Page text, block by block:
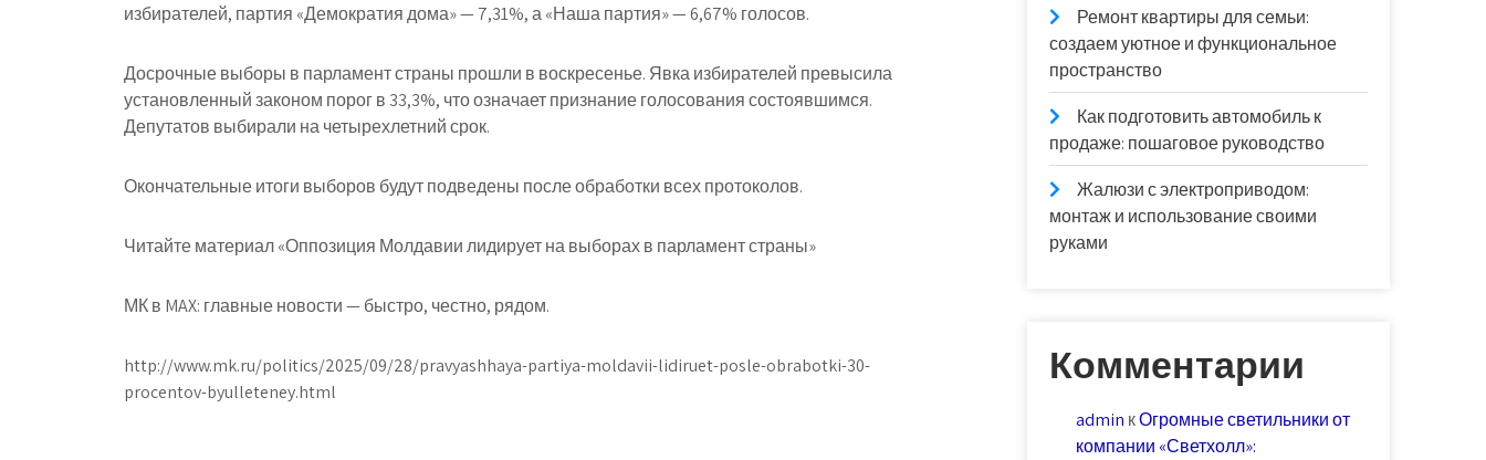
избирателей, партия «Демократия дома» — 7,31%, а «Наша партия» — 6,67% голосов.
Досрочные выборы в парламент страны прошли в воскресенье. Явка избирателей превысила
установленный законом порог в 33,3%, что означает признание голосования состоявшимся.
Депутатов выбирали на четырехлетний срок.
Окончательные итоги выборов будут подведены после обработки всех протоколов.
Читайте материал «Оппозиция Молдавии лидирует на выборах в парламент страны»
МК в MAX: главные новости — быстро, честно, рядом.
http://www.mk.ru/politics/2025/09/28/pravyashhaya-partiya-moldavii-lidiruet-posle-obrabotki-30-
procentov-byulleteney.html
Ремонт квартиры для семьи:
создаем уютное и функциональное
пространство
Как подготовить автомобиль к
продаже: пошаговое руководство
Жалюзи с электроприводом:
монтаж и использование своими
руками
Комментарии
admin кОгромные светильники от
компании «Светхолл»: